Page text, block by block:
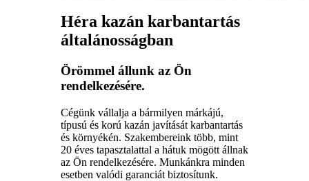
Héra kazán karbantartás
általánosságban
Örömmel állunk az Ön
rendelkezésére.
Cégünk vállalja a bármilyen márkájú,
típusú és korú kazán javítását karbantartás
és környékén. Szakembereink több, mint
20 éves tapasztalattal a hátuk mögött állnak
az Ön rendelkezésére. Munkánkra minden
esetben valódi garanciát biztosítunk.